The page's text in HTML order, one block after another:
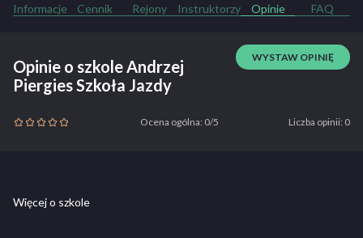
Informacje Cennik Rejony Instruktorzy Opinie FAQ
Opinie o szkole Andrzej
Piergies Szkoła Jazdy
WYSTAW OPINIĘ
Ocena ogólna: 0/5 Liczba opinii: 0
Więcej o szkole